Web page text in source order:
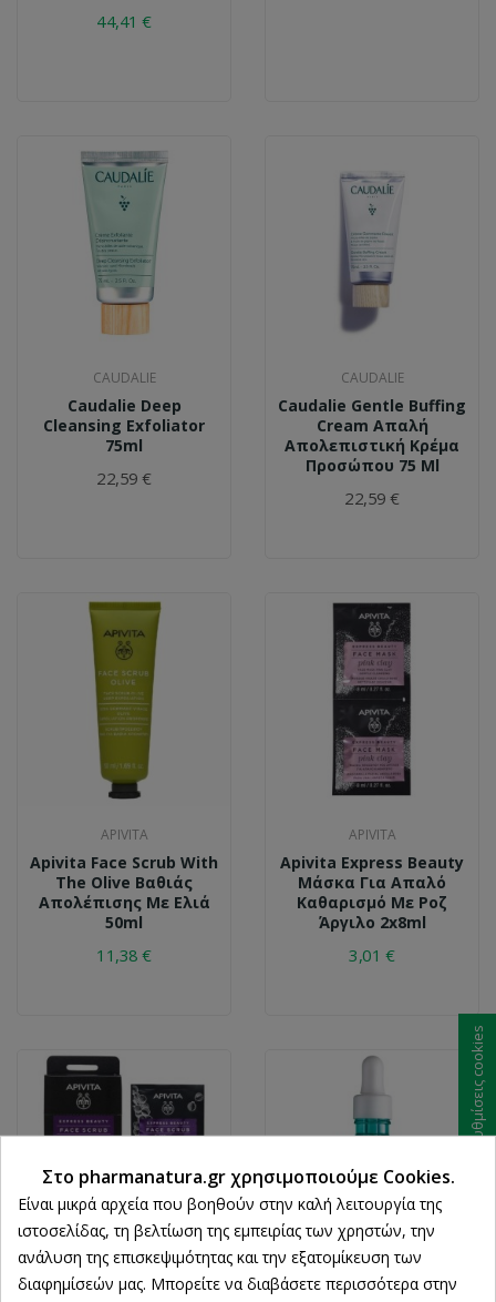
44,41 €
CAUDALIE
Caudalie Deep
Cleansing Exfoliator
75ml
22,59 €
CAUDALIE
Caudalie Gentle Buffing
Cream Απαλή
Απολεπιστική Κρέμα
Προσώπου 75 Ml
22,59 €
APIVITA
Apivita Face Scrub With
The Olive Βαθιάς
Απολέπισης Με Ελιά
50ml
11,38 €
APIVITA
Apivita Express Beauty
Μάσκα Για Απαλό
Καθαρισμό Με Ροζ
Άργιλο 2x8ml
3,01 €
APIVITA LA ROCHE-POSAY
Στο pharmanatura.gr χρησιμοποιούμε Cookies.
Είναι μικρά αρχεία που βοηθούν στην καλή λειτουργία της
ιστοσελίδας, τη βελτίωση της εμπειρίας των χρηστών, την
ανάλυση της επισκεψιμότητας και την εξατομίκευση των
διαφημίσεών μας. Μπορείτε να διαβάσετε περισσότερα στην
Ρυθμίσεις cookies